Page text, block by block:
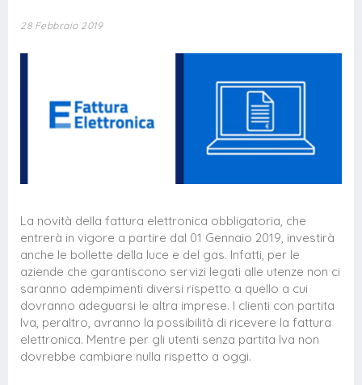
28 Febbraio 2019
La novità della fattura elettronica obbligatoria, che
entrerà in vigore a partire dal 01 Gennaio 2019, investirà
anche le bollette della luce e del gas. Infatti, per le
aziende che garantiscono servizi legati alle utenze non ci
saranno adempimenti diversi rispetto a quello a cui
dovranno adeguarsi le altra imprese. I clienti con partita
Iva, peraltro, avranno la possibilità di ricevere la fattura
elettronica. Mentre per gli utenti senza partita Iva non
dovrebbe cambiare nulla rispetto a oggi.